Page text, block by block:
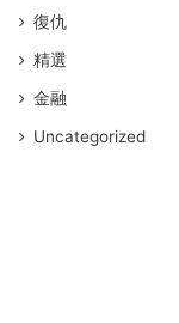
復仇
精選
金融
Uncategorized